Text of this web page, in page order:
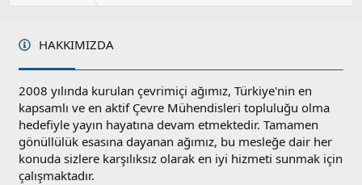
HAKKIMIZDA
2008 yılında kurulan çevrimiçi ağımız, Türkiye'nin en
kapsamlı ve en aktif Çevre Mühendisleri topluluğu olma
hedefiyle yayın hayatına devam etmektedir. Tamamen
gönüllülük esasına dayanan ağımız, bu mesleğe dair her
konuda sizlere karşılıksız olarak en iyi hizmeti sunmak için
çalışmaktadır.